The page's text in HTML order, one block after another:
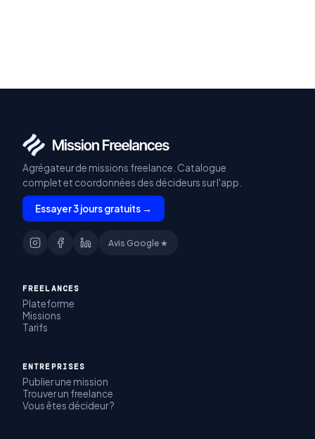
Agrégateur de missions freelance. Catalogue
complet et coordonnées des décideurs sur l'app.
Essayer 3 jours gratuits →
Avis Google ★
FREELANCES
Plateforme
Missions
Tarifs
ENTREPRISES
Publier une mission
Trouver un freelance
Vous êtes décideur ?